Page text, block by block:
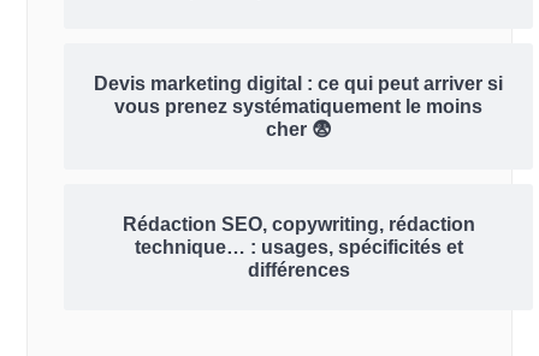
Devis marketing digital : ce qui peut arriver si
vous prenez systématiquement le moins
cher 😨
Rédaction SEO, copywriting, rédaction
technique… : usages, spécificités et
différences